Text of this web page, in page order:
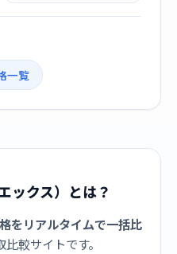
一覧
ックス）とは？
をリアルタイムで一括比
較サイトです。